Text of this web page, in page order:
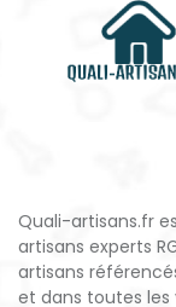
Quali-artisans.fr
artisans experts
artisans
et dans toutes les